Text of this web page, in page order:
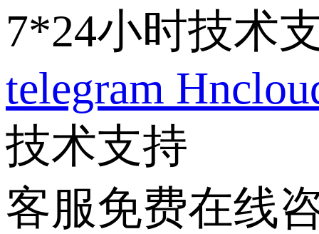
7*24小时技术
telegram
技术支持
客服免费在线